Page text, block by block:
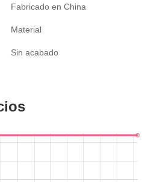
Fabricado en China
Material
Sin acabado